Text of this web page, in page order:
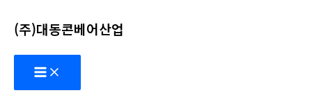
텐
츠
건
(주)대동콘베어산업
Main
Menu